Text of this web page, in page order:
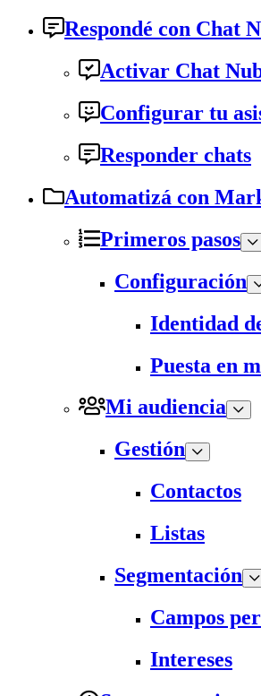
Respondé con Chat
Activar Chat
Configurar tu
Responder chats
Automatizá con
Primeros pasos
Configuración
Identidad
Puesta en
Mi audiencia
Gestión
Contactos
Listas
Segmentación
Campos
Intereses